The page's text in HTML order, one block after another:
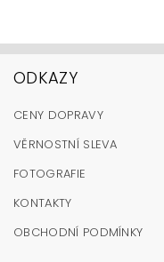
ODKAZY
CENY DOPRAVY
VĚRNOSTNÍ SLEVA
FOTOGRAFIE
KONTAKTY
OBCHODNÍ PODMÍNKY